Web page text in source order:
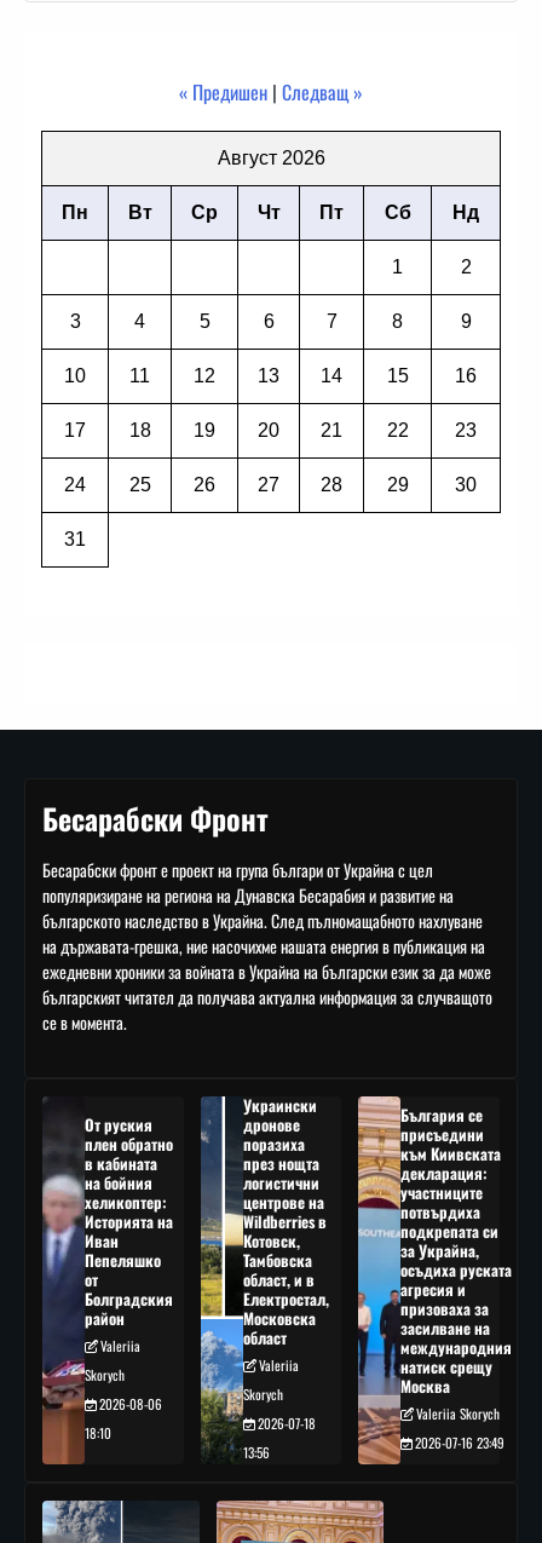
« Предишен | Следващ »
Август 2026
Пн Вт Ср Чт Пт Сб Нд
1 2
3 4 5 6 7 8 9
10 11 12 13 14 15 16
17 18 19 20 21 22 23
24 25 26 27 28 29 30
31
Бесарабски Фронт
Бесарабски фронт е проект на група българи от Украйна с цел
популяризиране на региона на Дунавска Бесарабия и развитие на
българското наследство в Украйна. След пълномащабното нахлуване
на държавата-грешка, ние насочихме нашата енергия в публикация на
ежедневни хроники за войната в Украйна на български език за да може
българският читател да получава актуална информация за случващото
се в момента.
От руския
плен обратно
в кабината
на бойния
хеликоптер:
Историята на
Иван
Пепеляшко
от
Болградския
район
Valeriia
Skorych
2026-08-06
18:10
Украински
дронове
поразиха
през нощта
логистични
центрове на
Wildberries в
Котовск,
Тамбовска
област, и в
Електростал,
Московска
област
Valeriia
Skorych
2026-07-18
13:56
България се
присъедини
към Киивската
декларация:
участниците
потвърдиха
подкрепата си
за Украйна,
осъдиха руската
агресия и
призоваха за
засилване на
международния
натиск срещу
Москва
Valeriia Skorych
2026-07-16 23:49